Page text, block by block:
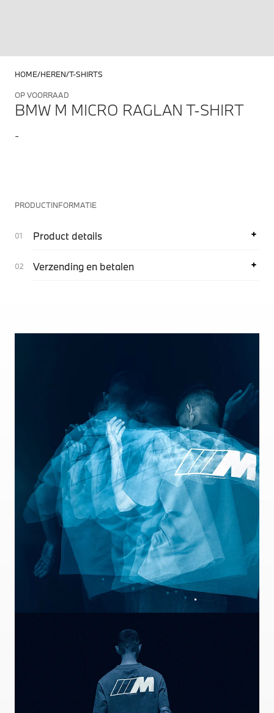
HOME HEREN T-SHIRTS
OP VOORRAAD
BMW M MICRO RAGLAN T-SHIRT
-
PRODUCTINFORMATIE
Product details
Verzending en betalen